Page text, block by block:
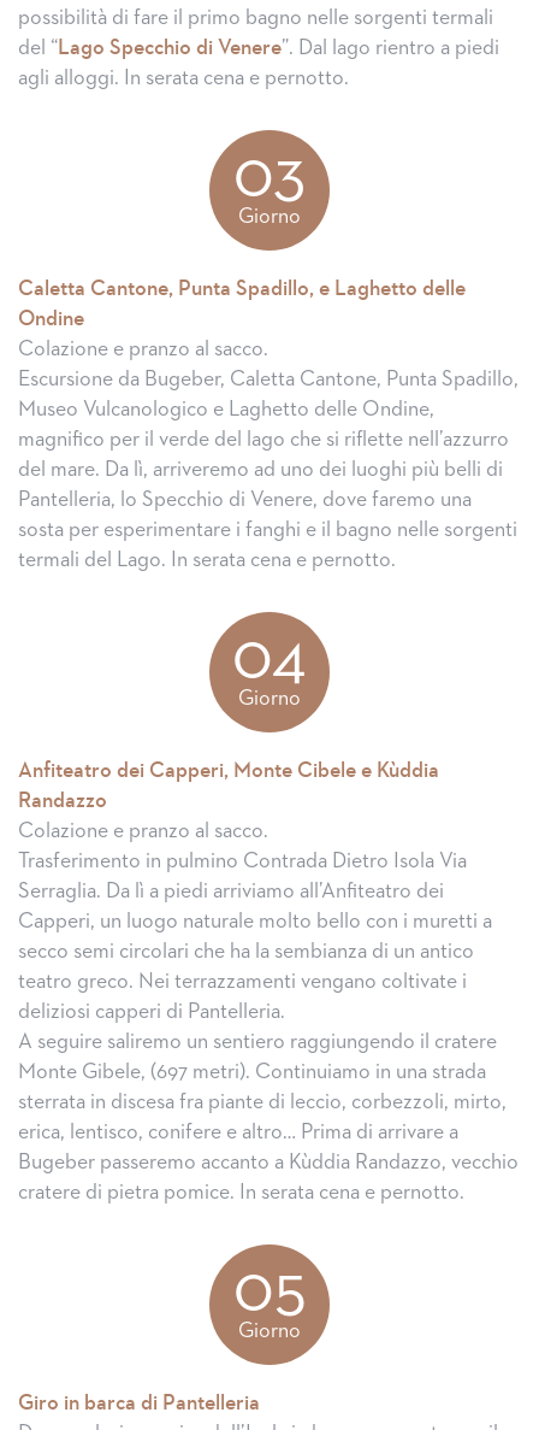
possibilità di fare il primo bagno nelle sorgenti termali
del “Lago Specchio di Venere”. Dal lago rientro a piedi
agli alloggi. In serata cena e pernotto.
03
Giorno
Caletta Cantone, Punta Spadillo, e Laghetto delle
Ondine
Colazione e pranzo al sacco.
Escursione da Bugeber, Caletta Cantone, Punta Spadillo,
Museo Vulcanologico e Laghetto delle Ondine,
magnifico per il verde del lago che si riflette nell’azzurro
del mare. Da lì, arriveremo ad uno dei luoghi più belli di
Pantelleria, lo Specchio di Venere, dove faremo una
sosta per esperimentare i fanghi e il bagno nelle sorgenti
termali del Lago. In serata cena e pernotto.
04
Giorno
Anfiteatro dei Capperi, Monte Cibele e Kùddia
Randazzo
Colazione e pranzo al sacco.
Trasferimento in pulmino Contrada Dietro Isola Via
Serraglia. Da lì a piedi arriviamo all’Anfiteatro dei
Capperi, un luogo naturale molto bello con i muretti a
secco semi circolari che ha la sembianza di un antico
teatro greco. Nei terrazzamenti vengano coltivate i
deliziosi capperi di Pantelleria.
A seguire saliremo un sentiero raggiungendo il cratere
Monte Gibele, (697 metri). Continuiamo in una strada
sterrata in discesa fra piante di leccio, corbezzoli, mirto,
erica, lentisco, conifere e altro… Prima di arrivare a
Bugeber passeremo accanto a Kùddia Randazzo, vecchio
cratere di pietra pomice. In serata cena e pernotto.
05
Giorno
Giro in barca di Pantelleria